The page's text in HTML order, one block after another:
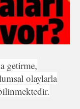
getirme,
olaylarla